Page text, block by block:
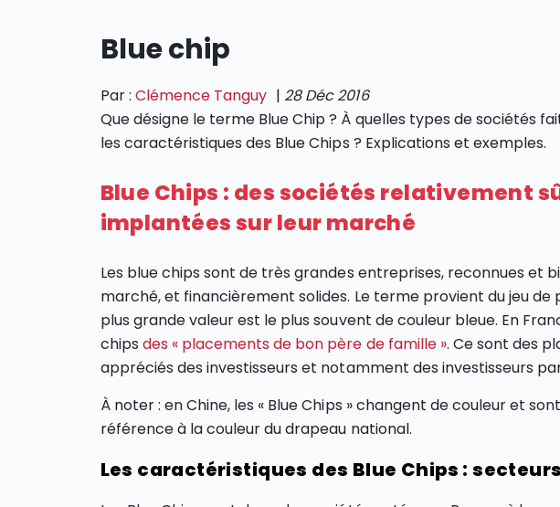
Blue chip
Par : Clémence Tanguy | 28 Déc 2016
Que désigne le terme Blue Chip ? À quelles types de sociétés
les caractéristiques des Blue Chips ? Explications et exemples.
Blue Chips : des sociétés relativement
implantées sur leur marché
Les blue chips sont de très grandes entreprises, reconnues et
marché, et financièrement solides. Le terme provient du jeu de
plus grande valeur est le plus souvent de couleur bleue. En
chips des « placements de bon père de famille ». Ce sont des
appréciés des investisseurs et notamment des investisseurs
À noter : en Chine, les « Blue Chips » changent de couleur et
référence à la couleur du drapeau national.
Les caractéristiques des Blue Chips :